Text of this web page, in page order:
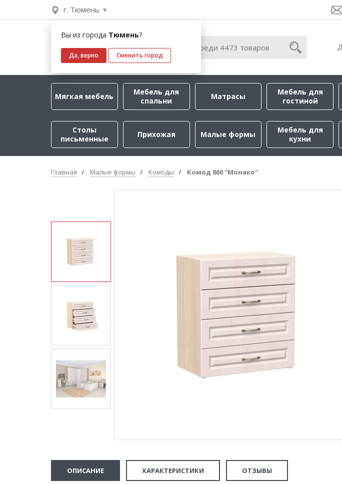
г. Тюмень
Вы из города Тюмень?
Да, верно Сменить город
Мягкая мебель
Мебель для
спальни
Матрасы
Мебель для
гостиной
Столы
письменные
Прихожая Малые формы
Мебель для
кухни
Главная Малые формы Комоды Комод 800 "Монако"
ОПИСАНИЕ ХАРАКТЕРИСТИКИ ОТЗЫВЫ